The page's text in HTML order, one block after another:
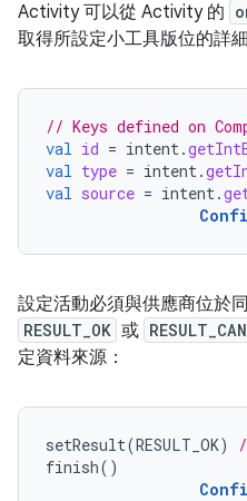
Activity 可以從 Activity 的
取得所設定小工具版位的詳
// Keys defined on
val id = intent.
val type = intent.
val source = intent.
設定活動必須與供應商位於
RESULT_OK 或
定資料來源：
setResult(RESULT_OK)
finish()